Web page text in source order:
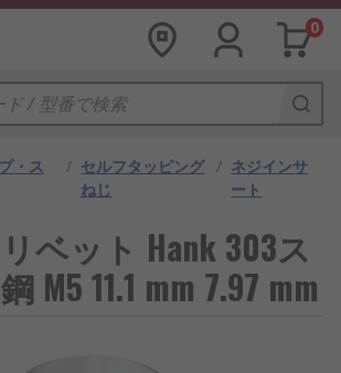
0
・ス
/ セルフタッピング
ねじ
/ ネジインサ
ート
ベット Hank 303ス
M5 11.1 mm 7.97 mm